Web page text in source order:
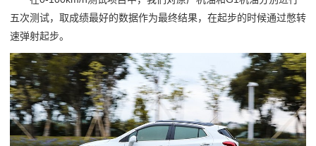
五次测试，取成绩最好的数据作为最终结果，在起步的时候通过憋转
速弹射起步。